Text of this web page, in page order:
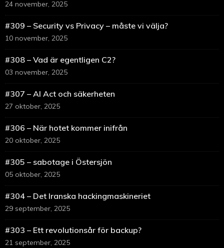
24 november, 2025
#309 – Security vs Privacy – måste vi välja?
10 november, 2025
#308 – Vad är egentligen C2?
03 november, 2025
#307 – AI Act och säkerheten
27 oktober, 2025
#306 – När hotet kommer inifrån
20 oktober, 2025
#305 – sabotage i Östersjön
05 oktober, 2025
#304 – Det Iranska hackingmaskineriet
29 september, 2025
#303 – Ett revolutionsår för backup?
21 september, 2025